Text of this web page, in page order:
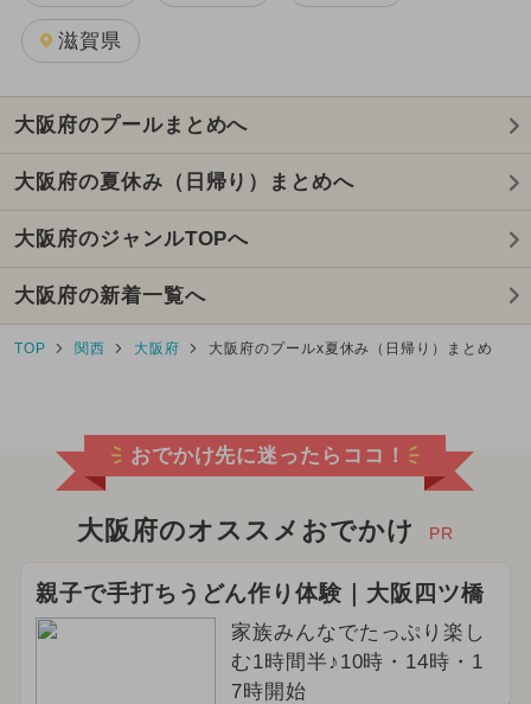
滋賀県
大阪府のプールまとめへ
大阪府の夏休み（日帰り）まとめへ
大阪府のジャンルTOPへ
大阪府の新着一覧へ
TOP 関西 大阪府 大阪府のプールx夏休み（日帰り）まとめ
おでかけ先に迷ったらココ！
大阪府のオススメおでかけ PR
親子で手打ちうどん作り体験｜大阪四ツ橋
家族みんなでたっぷり楽し
む1時間半♪10時・14時・1
7時開始